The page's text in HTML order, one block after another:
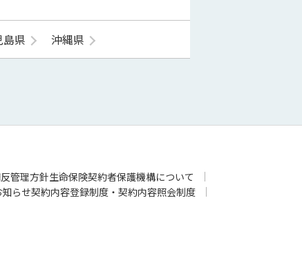
島県 沖縄県
管理方針生命保険契約者保護機構について
らせ契約内容登録制度・契約内容照会制度